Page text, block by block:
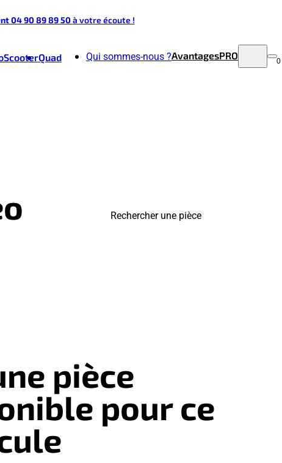
04 90 89 89 50à votre écoute !
ScooterQuad Qui sommes-nous ?AvantagesPRO 0
Rechercher une pièce
pièce
pour ce